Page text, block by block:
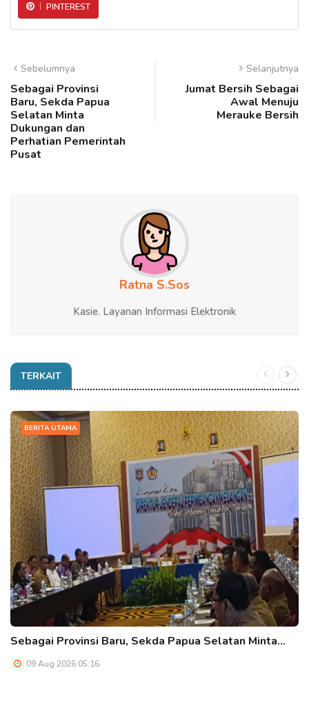
PINTEREST
Sebelumnya
Sebagai Provinsi
Baru, Sekda Papua
Selatan Minta
Dukungan dan
Perhatian Pemerintah
Pusat
Selanjutnya
Jumat Bersih Sebagai
Awal Menuju
Merauke Bersih
Ratna S.Sos
Kasie. Layanan Informasi Elektronik
TERKAIT
BERITA UTAMA
Sebagai Provinsi Baru, Sekda Papua Selatan Minta…
09 Aug 2026 05:16